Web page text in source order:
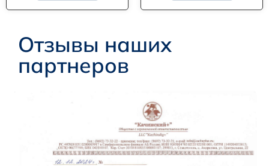
Отзывы наших
партнеров